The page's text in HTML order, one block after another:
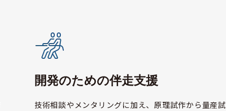
開発のための伴走支援
技術相談やメンタリングに加え、原理試作から量産試